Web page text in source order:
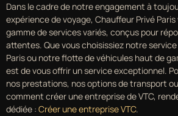
Dans le cadre de notre engagement à
expérience de voyage, Chauffeur Privé
gamme de services variés, conçus pour
attentes. Que vous choisissiez notre
Paris ou notre flotte de véhicules haut de
est de vous offrir un service exceptionnel.
nos prestations, nos options de transport
comment créer une entreprise de VTC,
dédiée : Créer une entreprise VTC.